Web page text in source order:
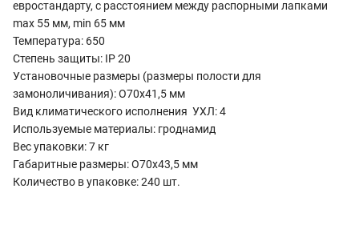
евростандарту, с расстоянием между распорными лапками
max 55 мм, min 65 мм
Температура: 650
Степень защиты: IP 20
Установочные размеры (размеры полости для
замоноличивания): O70х41,5 мм
Вид климатического исполнения УХЛ: 4
Используемые материалы: гроднамид
Вес упаковки: 7 кг
Габаритные размеры: O70х43,5 мм
Количество в упаковке: 240 шт.